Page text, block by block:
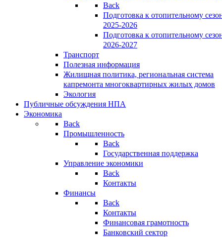
Back
Подготовка к отопительному
2025-2026
Подготовка к отопительному
2026-2027
Транспорт
Полезная информация
Жилищная политика, региональная система
капремонта многоквартирных жилых домов
Экология
Публичные обсуждения НПА
Экономика
Back
Промышленность
Back
Государственная поддержка
Управление экономики
Back
Контакты
Финансы
Back
Контакты
Финансовая грамотность
Банковский сектор